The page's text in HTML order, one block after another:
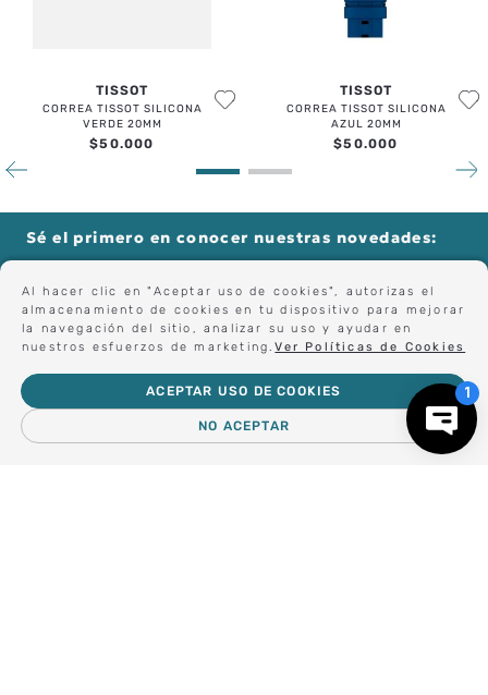
Al hacer clic en "Aceptar uso de cookies", autorizas el
almacenamiento de cookies en tu dispositivo para mejorar
la navegación del sitio, analizar su uso y ayudar en
nuestros esfuerzos de marketing.Ver Políticas de Cookies
NO ACEPTAR
ACEPTAR USO DE COOKIES
TISSOT
CORREA TISSOT SILICONA
VERDE 20MM
$50.000
TISSOT
CORREA TISSOT SILICONA
AZUL 20MM
$50.000
Sé el primero en conocer nuestras novedades:
Forma parte de nuestros clientes exclusivos.